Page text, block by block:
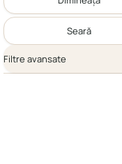
Seară
Filtre avansate